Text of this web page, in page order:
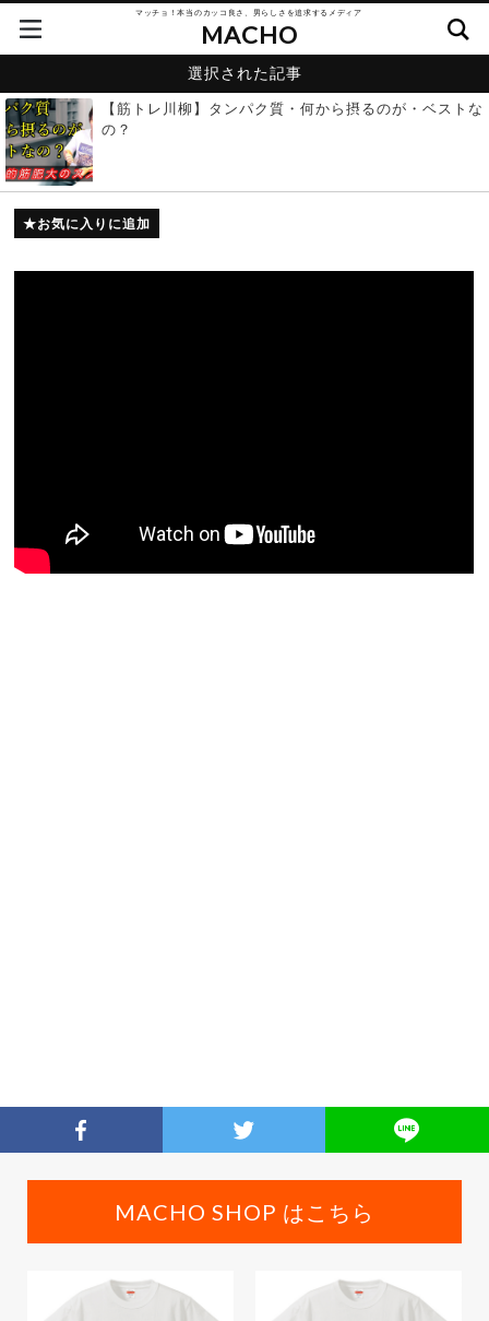
マッチョ！本当のカッコ良さ、男らしさを追求するメディア
MACHO
選択された記事
【筋トレ川柳】タンパク質・何から摂るのが・ベストな
の？
お気に入りに追加
MACHO SHOP はこちら